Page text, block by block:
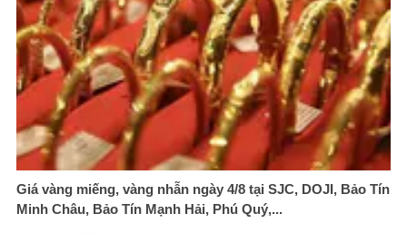
Giá vàng miếng, vàng nhẫn ngày 4/8 tại SJC, DOJI, Bảo Tín
Minh Châu, Bảo Tín Mạnh Hải, Phú Quý,...